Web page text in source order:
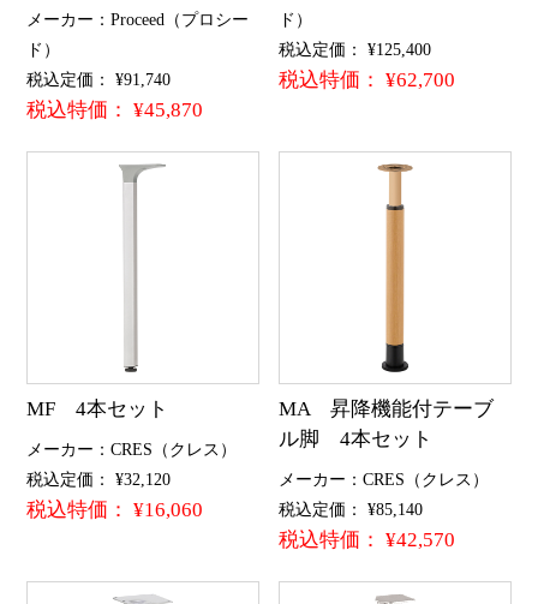
メーカー：Proceed（プロシー
ド）
税込定価： ¥91,740
税込特価： ¥45,870
ド）
税込定価： ¥125,400
税込特価： ¥62,700
MF 4本セット
メーカー：CRES（クレス）
税込定価： ¥32,120
税込特価： ¥16,060
MA 昇降機能付テーブ
ル脚 4本セット
メーカー：CRES（クレス）
税込定価： ¥85,140
税込特価： ¥42,570